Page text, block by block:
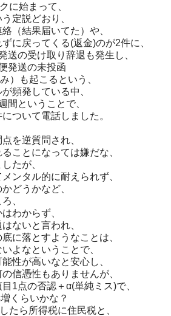
に始まって、
定説どおり、
（結果届いてた）や、
に戻ってくる(返金)のが2件に、
送の受け取り辞退も発生し、
発送の未投函
）も起こるという、
頻発している中、
間ということで、
ついて電話しました。
を逆質問され、
ことになっては嫌だな、
たが、
ンタル的に耐えられず、
どうかなど、
、
わからず、
ないと言われ、
に落とすようなことは、
よなということで、
性が高いなと安心し、
信憑性もありませんが、
1点の否認＋α(単純ミス)で、
くらいかな？
たら所得税に住民税と、